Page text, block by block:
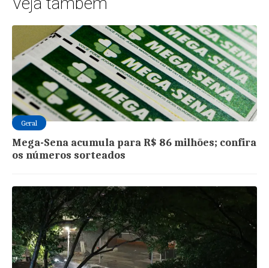
Geral
Mega-Sena acumula para R$ 86 milhões; confira
os números sorteados